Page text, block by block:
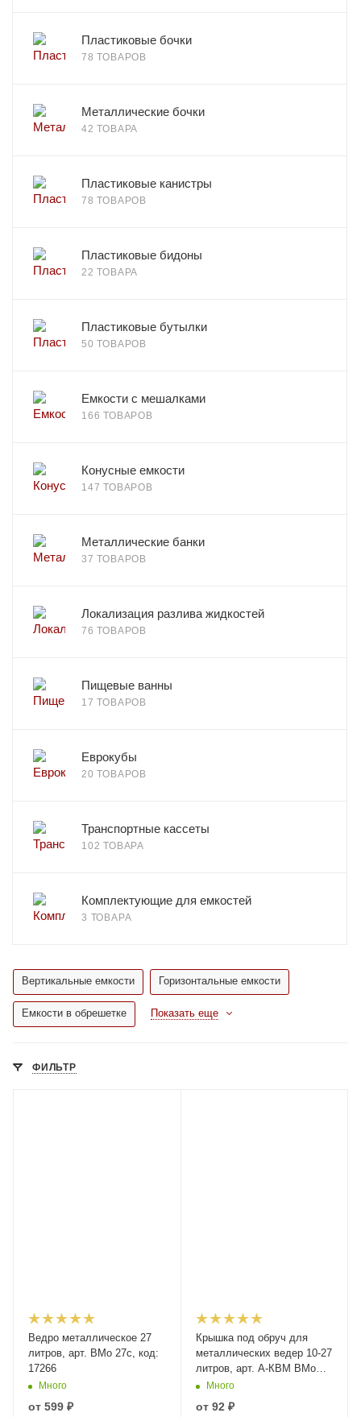
Пластиковые бочки
78 ТОВАРОВ
Металлические бочки
42 ТОВАРА
Пластиковые канистры
78 ТОВАРОВ
Пластиковые бидоны
22 ТОВАРА
Пластиковые бутылки
50 ТОВАРОВ
Емкости с мешалками
166 ТОВАРОВ
Конусные емкости
147 ТОВАРОВ
Металлические банки
37 ТОВАРОВ
Локализация разлива жидкостей
76 ТОВАРОВ
Пищевые ванны
17 ТОВАРОВ
Еврокубы
20 ТОВАРОВ
Транспортные кассеты
102 ТОВАРА
Комплектующие для емкостей
3 ТОВАРА
Вертикальные емкости Горизонтальные емкости
Емкости в обрешетке Показать еще
ФИЛЬТР
Ведро металлическое 27
литров, арт. ВМо 27с, код:
17266
Много
от 599 ₽
Крышка под обруч для
металлических ведер 10-27
литров, арт. А-КВМ ВМо
10, ВМо 20, ВМо 25, ВМо
27, код: 03273
Много
от 92 ₽